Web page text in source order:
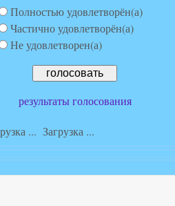
Полностью удовлетворён(а)
Частично удовлетворён(а)
Не удовлетворен(а)
результаты голосования
Загрузка ...